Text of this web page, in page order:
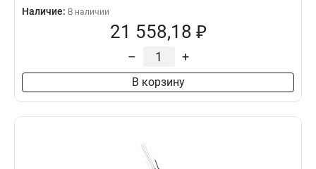
Наличие: В наличии
21 558,18 ₽
– +
В корзину